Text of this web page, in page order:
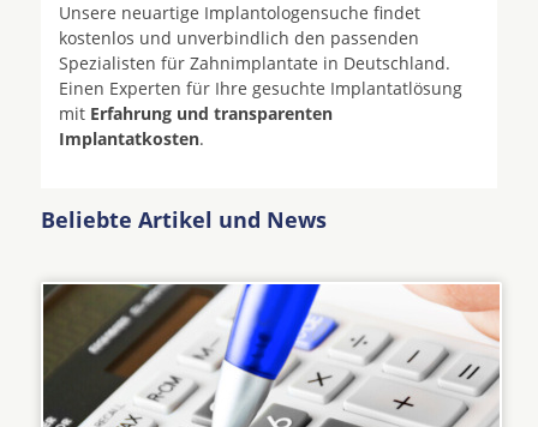
Unsere neuartige Implantologensuche findet
kostenlos und unverbindlich den passenden
Spezialisten für Zahnimplantate in Deutschland.
Einen Experten für Ihre gesuchte Implantatlösung
mit Erfahrung und transparenten
Implantatkosten.
Beliebte Artikel und News